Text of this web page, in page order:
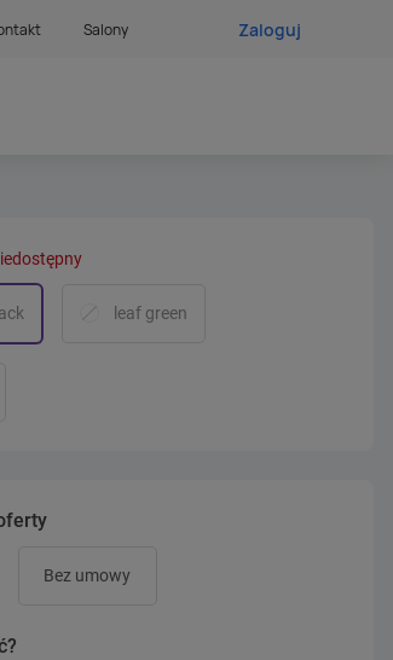
Salony Zaloguj
leaf green
Bez umowy